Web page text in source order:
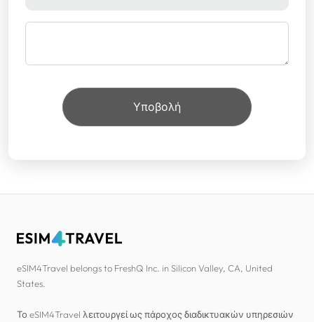
eSIM4Travel belongs to FreshQ Inc. in Silicon Valley, CA, United
States.
Το eSIM4Travel λειτουργεί ως πάροχος διαδικτυακών υπηρεσιών